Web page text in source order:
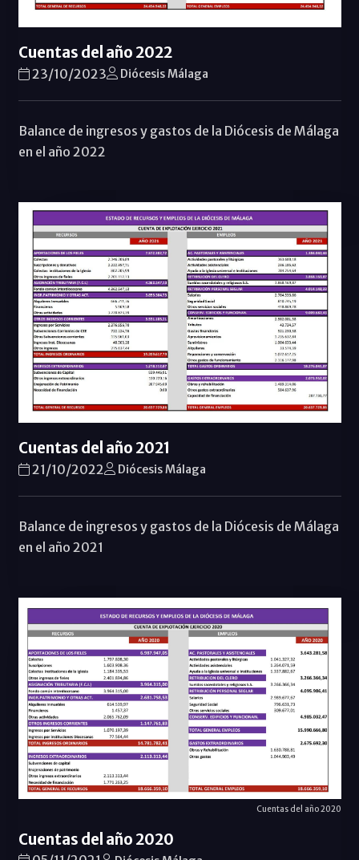
Cuentas del año 2022
23/10/2023 Diócesis Málaga
Balance de ingresos y gastos de la Diócesis de Málaga
en el año 2022
Cuentas del año 2021
21/10/2022 Diócesis Málaga
Balance de ingresos y gastos de la Diócesis de Málaga
en el año 2021
Cuentas del año 2020
Cuentas del año 2020